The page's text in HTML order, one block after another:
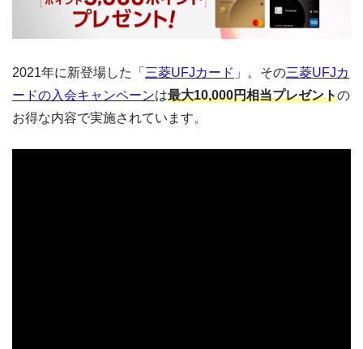
2021年に新登場した「 三菱UFJカード 」。その三菱UFJカ
ードの入会キャンペーンは最大10,000円相当プレゼントの
お得な内容で実施されています。